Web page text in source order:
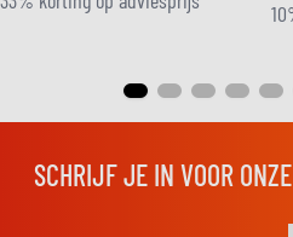
SCHRIJF JE IN VOOR